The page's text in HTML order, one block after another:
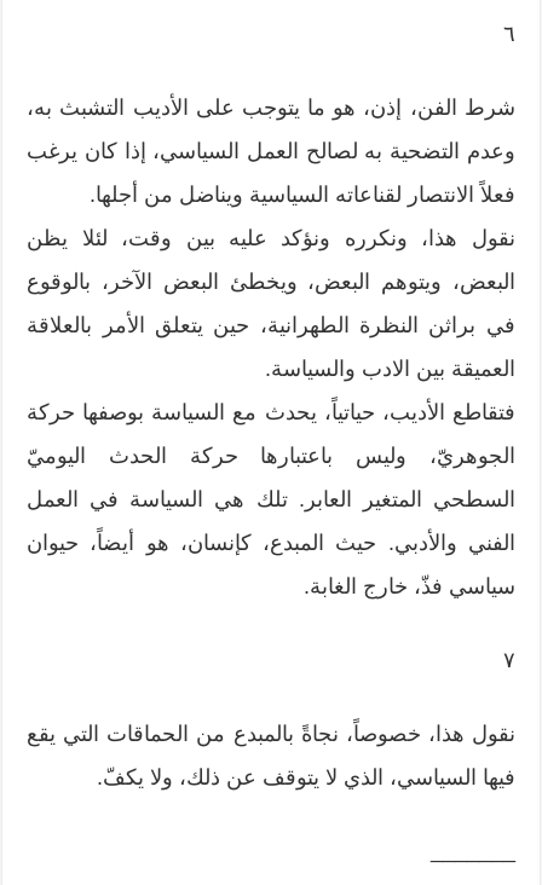
٦
شرط الفن، إذن، هو ما يتوجب على الأديب التشبث به،
وعدم التضحية به لصالح العمل السياسي، إذا كان يرغب
فعلاً الانتصار لقناعاته السياسية ويناضل من أجلها.
نقول هذا، ونكرره ونؤكد عليه بين وقت، لئلا يظن
البعض، ويتوهم البعض، ويخطئ البعض الآخر، بالوقوع
في براثن النظرة الطهرانية، حين يتعلق الأمر بالعلاقة
العميقة بين الادب والسياسة.
فتقاطع الأديب، حياتياً، يحدث مع السياسة بوصفها حركة
الجوهريّ، وليس باعتبارها حركة الحدث اليوميّ
السطحي المتغير العابر. تلك هي السياسة في العمل
الفني والأدبي. حيث المبدع، كإنسان، هو أيضاً، حيوان
سياسي فذّ، خارج الغابة.
٧
نقول هذا، خصوصاً، نجاةً بالمبدع من الحماقات التي يقع
فيها السياسي، الذي لا يتوقف عن ذلك، ولا يكفّ.